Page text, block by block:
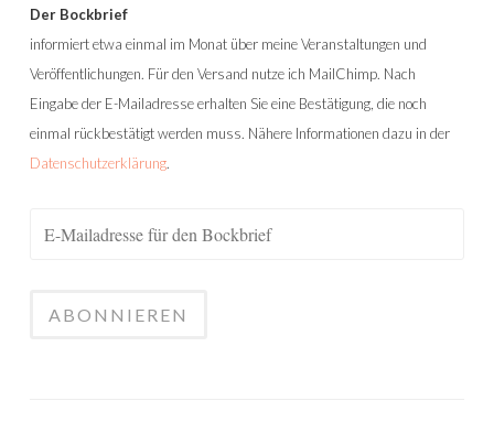
Der Bockbrief
informiert etwa einmal im Monat über meine Veranstaltungen und
Veröffentlichungen. Für den Versand nutze ich MailChimp. Nach
Eingabe der E-Mailadresse erhalten Sie eine Bestätigung, die noch
einmal rückbestätigt werden muss. Nähere Informationen dazu in der
Datenschutzerklärung.